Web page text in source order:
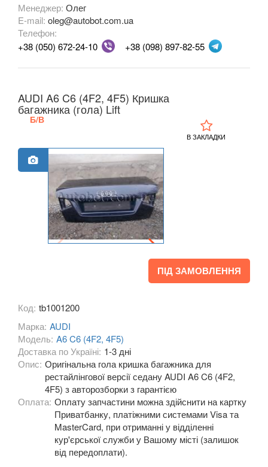
A6 C6 (4F2, 4F5)
A6 Allroad Quattro C6 (4FH)
A6 C7 (4G2, 4G5)
A6 C8 (F2)
A7 I Sportback (4GA)
A7 II Sportback (4G8)
A8 D3 (4E2, 4E8)
A8 D4 (4H)
e-tron Sportback
Q2
Q3 I (8UB)
Q3 Sportback (FY)
Q5 I (8RB)
Q5 II (FY, 80A)
Q5 II (80A) Sportback
Менеджер: Олег
E-mail: oleg@autobot.com.ua
Телефон:
+38 (050) 672-24-10
+38 (098) 897-82-55
AUDI A6 C6 (4F2, 4F5) Кришка
багажника (гола) Lift
Б/В
ПІД ЗАМОВЛЕННЯ
В ЗАКЛАДКИ
Код: tb1001200
Марка: AUDI
Модель: A6 C6 (4F2, 4F5)
Доставка по Україні: 1-3 дні
Опис: Оригінальна гола кришка багажника для
рестайлінгової версії седану AUDI A6 C6 (4F2,
4F5) з авторозборки з гарантією
Оплата: Оплату запчастини можна здійснити на картку
Приватбанку, платіжними системами Visa та
MasterCard, при отриманні у відділенні
кур'єрської служби у Вашому місті (залишок
від передоплати).